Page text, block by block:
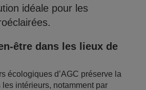
idéale pour les
être dans les lieux de
écologiques d’AGC préserve la
les intérieurs, notamment par